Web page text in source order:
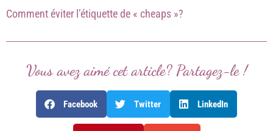
Comment éviter l’étiquette de « cheaps »?
Vous avez aimé cet article? Partagez-le !
Facebook Twitter LinkedIn